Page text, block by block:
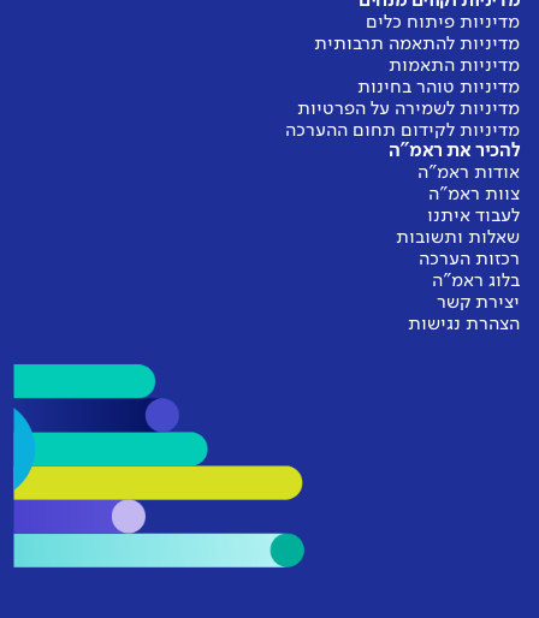
ללא שינוי
משמעותי
חטיבה עליונה
73%
חמ"ד
71%
ללא שינוי
משמעותי
מדיניות פיתוח כלים
מדיניות להתאמה תרבותית
מדיניות התאמות
מדיניות טוהר בחינות
מדיניות לשמירה על הפרטיות
מדיניות לקידום תחום ההערכה
להכיר את ראמ"ה
אודות ראמ"ה
צוות ראמ"ה
לעבוד איתנו
שאלות ותשובות
רכזות הערכה
בלוג ראמ"ה
יצירת קשר
הצהרת נגישות